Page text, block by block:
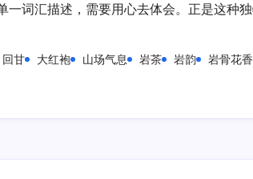
词汇描述，需要用心去体会。正是这种
回甘 大红袍 山场气息 岩茶 岩韵 岩骨花香